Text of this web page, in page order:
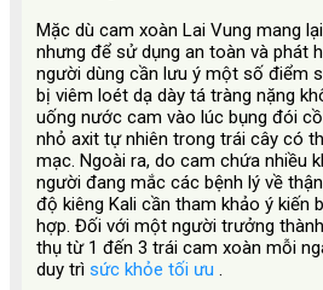
Mặc dù cam xoàn Lai Vung mang
nhưng để sử dụng an toàn và phát
người dùng cần lưu ý một số điểm
bị viêm loét dạ dày tá tràng nặng
uống nước cam vào lúc bụng đói
nhỏ axit tự nhiên trong trái cây có
mạc. Ngoài ra, do cam chứa nhiều
người đang mắc các bệnh lý về
độ kiêng Kali cần tham khảo ý kiến
hợp. Đối với một người trưởng
thụ từ 1 đến 3 trái cam xoàn mỗi
duy trì sức khỏe tối ưu .